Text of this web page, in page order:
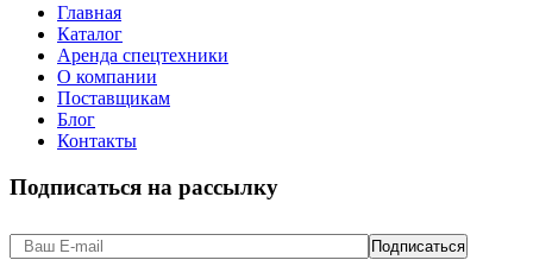
Главная
Каталог
Аренда спецтехники
О компании
Поставщикам
Блог
Контакты
Подписаться на рассылку